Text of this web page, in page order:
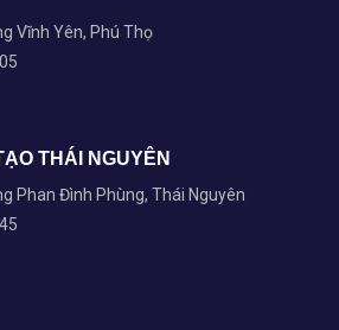
Vĩnh Yên, Phú Thọ
THÁI NGUYÊN
Phan Đình Phùng, Thái Nguyên